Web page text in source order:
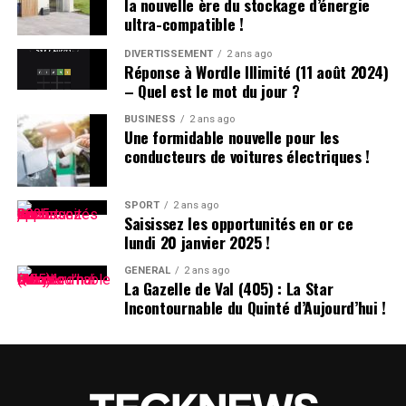
ajoutent souvent la première lettre du nom de famille
après le prénom : ainsi devient-il rapidement « Hugo
D. », un surnom auquel il s’habitue sans arduousé.
Pensées sur l’Identité Associée au
Prénom
Le choix d’un prénom peut avoir un impact significatif
sur notre identité personnelle tout au long de notre
existence. Que ce soit pour se distinguer ou pour
s’intégrer dans un groupe social spécifique, chaque
individu développe une relation particulière avec son
propre nom.
les prénoms ne sont pas simplement des désignations ;
ultra-compatible !
DIVERTISSEMENT 2 ans ago
Réponse à Wordle Illimité (11 août 2024)
– Quel est le mot du jour ?
BUSINESS 2 ans ago
Une formidable nouvelle pour les
conducteurs de voitures électriques !
SPORT 2 ans ago
Saisissez les opportunités en or ce
lundi 20 janvier 2025 !
GÉNÉRAL 2 ans ago
La Gazelle de Val (405) : La Star
Incontournable du Quinté d’Aujourd’hui !